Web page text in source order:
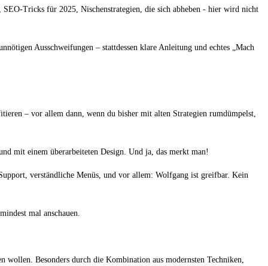
Tricks für 2025, Nischenstrategien, die sich abheben - hier wird nicht
Ausschweifungen – stattdessen klare Anleitung und echtes „Mach
– vor allem dann, wenn du bisher mit alten Strategien rumdümpelst,
mit einem überarbeiteten Design. Und ja, das merkt man!
verständliche Menüs, und vor allem: Wolfgang ist greifbar. Kein
mal anschauen.
wollen. Besonders durch die Kombination aus modernsten Techniken,